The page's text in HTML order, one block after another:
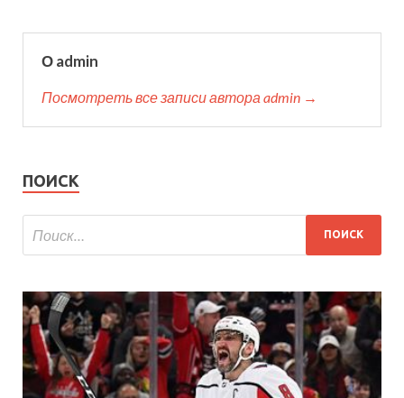
О admin
Посмотреть все записи автора admin →
ПОИСК